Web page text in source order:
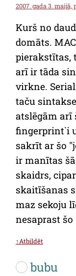
2007. gada 3. maijā,
Kurš no
domāts.
pierakstītas,
arī ir tāda
virkne.
taču
atslēgām
fingerprint`i
sakrīt ar šo
ir manītas
skaidrs,
skaitīšanas
maz sekoju
nesaprast šo
↑Atbildēt
bubu